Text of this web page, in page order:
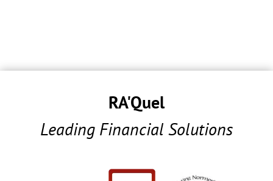
RA'Quel
Leading Financial Solutions